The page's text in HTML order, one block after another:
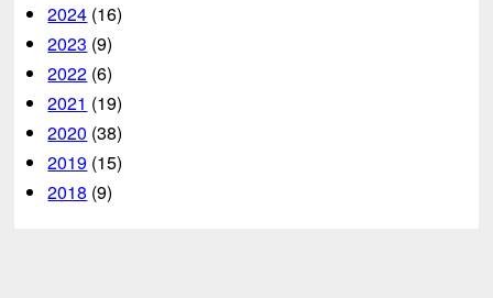
2024 (16)
2023 (9)
2022 (6)
2021 (19)
2020 (38)
2019 (15)
2018 (9)